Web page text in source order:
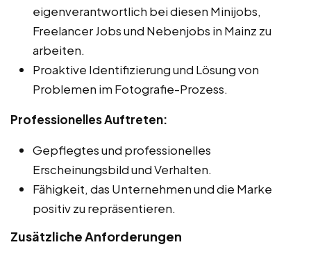
eigenverantwortlich bei diesen Minijobs,
Freelancer Jobs und Nebenjobs in Mainz zu
arbeiten.
Proaktive Identifizierung und Lösung von
Problemen im Fotografie-Prozess.
Professionelles Auftreten:
Gepflegtes und professionelles
Erscheinungsbild und Verhalten.
Fähigkeit, das Unternehmen und die Marke
positiv zu repräsentieren.
Zusätzliche Anforderungen